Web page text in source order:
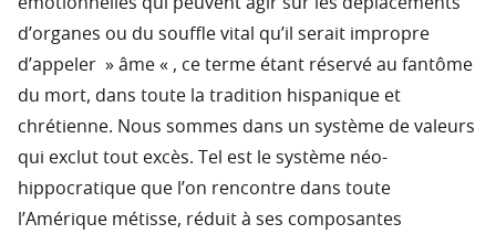
d’organes ou du souffle vital qu’il serait impropre
d’appeler » âme « , ce terme étant réservé au fantôme
du mort, dans toute la tradition hispanique et
chrétienne. Nous sommes dans un système de valeurs
qui exclut tout excès. Tel est le système néo-
hippocratique que l’on rencontre dans toute
l’Amérique métisse, réduit à ses composantes